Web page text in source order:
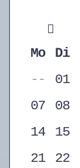
Mo
Di
--
01
07
08
14
15
21
22